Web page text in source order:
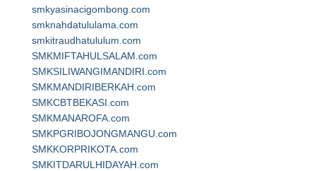
smkyasinacigombong.com
smknahdatululama.com
smkitraudhatululum.com
SMKMIFTAHULSALAM.com
SMKSILIWANGIMANDIRI.com
SMKMANDIRIBERKAH.com
SMKCBTBEKASI.com
SMKMANAROFA.com
SMKPGRIBOJONGMANGU.com
SMKKORPRIKOTA.com
SMKITDARULHIDAYAH.com